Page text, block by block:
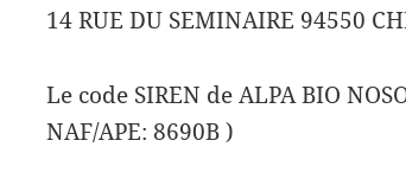
14 RUE DU SEMINAIRE 94550
Le code SIREN de ALPA BIO
NAF/APE: 8690B )